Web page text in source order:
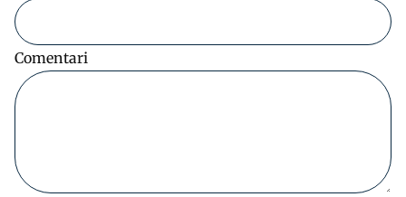
Comentari